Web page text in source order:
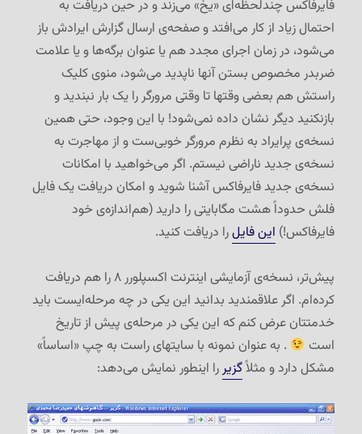
فایرفاکس چندلحظه‌ای «یخ» می‌زند و در حین دریافت به
احتمال زیاد از کار می‌افتد و صفحه‌ی ارسال گزارش ایرادش باز
می‌شود، در زمان اجرای مجدد هم یا عنوان برگه‌ها و یا علامت
ضربدر مخصوص بستن آنها ناپدید می‌شود، منوی کلیک
راستش هم بعضی وقتها تا وقتی مرورگر را یک بار نبندید و
بازنکنید دیگر نشان داده نمی‌شود! با این وجود، حتی همین
نسخه‌ی پرایراد به نظرم مرورگر خوبی‌ست و از مهاجرت به
نسخه‌ی جدید ناراضی نیستم. اگر می‌خواهید با امکانات
نسخه‌ی جدید فایرفاکس آشنا شوید و امکان دریافت یک فایل
فلش حدوداً هشت مگابایتی را دارید (هم‌اندازه‌ی خود
فایرفاکس!) این فایلرا دریافت کنید.
پیش‌تر، نسخه‌ی آزمایشی اینترنت اکسپلورر ۸ را هم دریافت
کرده‌ام. اگر علاقمندید بدانید این یکی در چه مرحله‌ایست باید
خدمتتان عرض کنم که این یکی در مرحله‌ی پیش از تاریخ
است
. به عنوان نمونه با سایتهای راست به چپ «اساساً»
مشکل دارد و مثلاًگزیررا اینطور نمایش می‌دهد: